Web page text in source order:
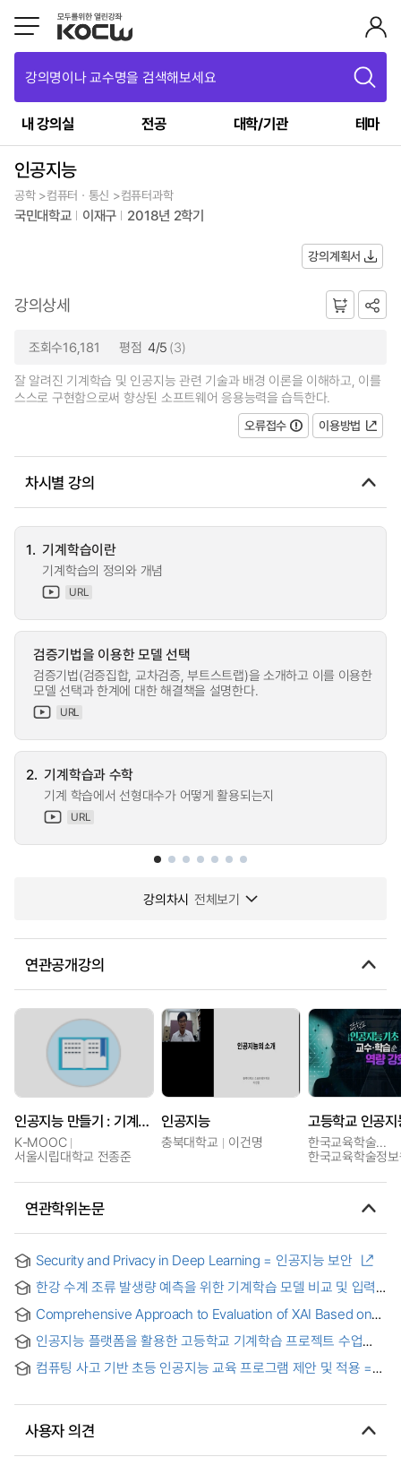
강의명이나 교수명을 검색해보세요
내 강의실 전공 대학/기관 테마
인공지능
공학 >컴퓨터ㆍ통신 >컴퓨터과학
국민대학교 이재구 2018년 2학기
강의계획서
강의상세
조회수16,181 평점 4/5 (3)
잘 알려진 기계학습 및 인공지능 관련 기술과 배경 이론을 이해하고, 이를
스스로 구현함으로써 향상된 소프트웨어 응용능력을 습득한다.
오류접수
이용방법
차시별 강의
1. 기계학습이란
기계학습의 정의와 개념
URL
검증기법을 이용한 모델 선택
검증기법(검증집합, 교차검증, 부트스트랩)을 소개하고 이를 이용한
모델 선택과 한계에 대한 해결책을 설명한다.
URL
2. 기계학습과 수학
기계 학습에서 선형대수가 어떻게 활용되는지
URL
강의차시 전체보기
연관공개강의
인공지능 만들기 : 기계학습 방법론의 이해
K-MOOC
서울시립대학교 전종준
인공지능
충북대학교 이건명
한국교육학술정보원
한국교육학술정
연관학위논문
Security and Privacy in Deep Learning = 인공지능 보안
한강 수계 조류 발생량 예측을 위한 기계학습 모델 비교 및 입력
models for forecasting chlorophyll-a at Han River with
feature importance analysis of input variable
Comprehensive Approach to Evaluation of XAI Based on
Heatmap Assisted Accuracy Score
인공지능 플랫폼을 활용한 고등학교 기계학습 프로젝트 수업
프로그램 개발
컴퓨팅 사고 기반 초등 인공지능 교육 프로그램 제안 및 적용 =
Education Program Based on Computational Thinking for
사용자 의견